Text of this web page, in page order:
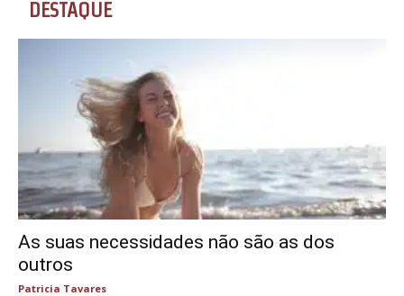
DESTAQUE
As suas necessidades não são as dos
outros
Patricia Tavares